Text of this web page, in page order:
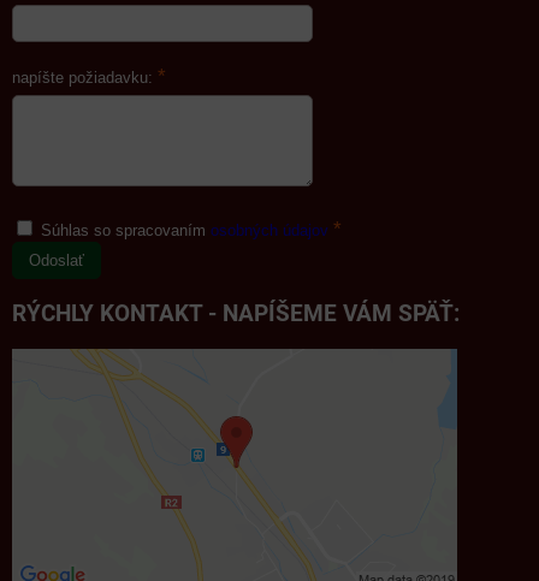
napíšte požiadavku: *
Súhlas so spracovaním osobných údajov *
Odoslať
RÝCHLY KONTAKT - NAPÍŠEME VÁM SPÄŤ: